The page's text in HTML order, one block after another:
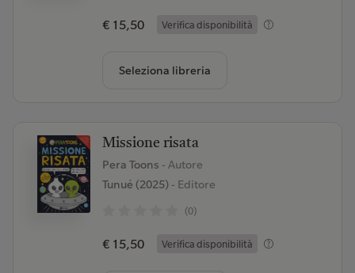
€ 15,50 Verifica disponibilità
Seleziona libreria
Missione risata
Pera Toons - Autore
Tunué (2025)- Editore
(0)
€ 15,50 Verifica disponibilità